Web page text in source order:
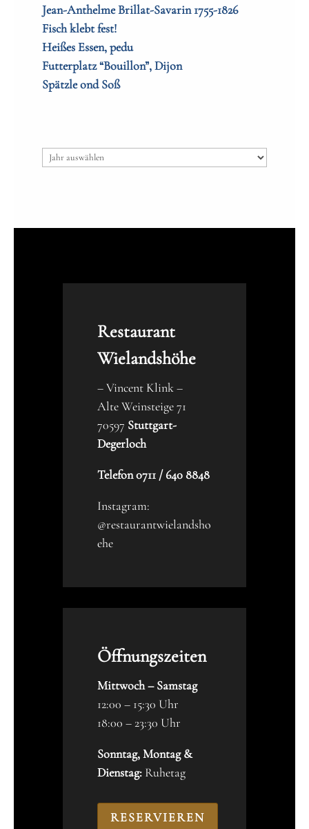
Jean-Anthelme Brillat-Savarin 1755-1826
Fisch klebt fest!
Heißes Essen, pedu
Futterplatz “Bouillon”, Dijon
Spätzle ond Soß
Archiv
Restaurant
Wielandshöhe
– Vincent Klink –
Alte Weinsteige 71
70597 Stuttgart-
Degerloch
Telefon 0711 / 640 8848
Instagram:
@restaurantwielandsho
ehe
Öffnungszeiten
Mittwoch – Samstag
12:00 – 15:30 Uhr
18:00 – 23:30 Uhr
Sonntag, Montag &
Dienstag:Ruhetag
RESERVIEREN